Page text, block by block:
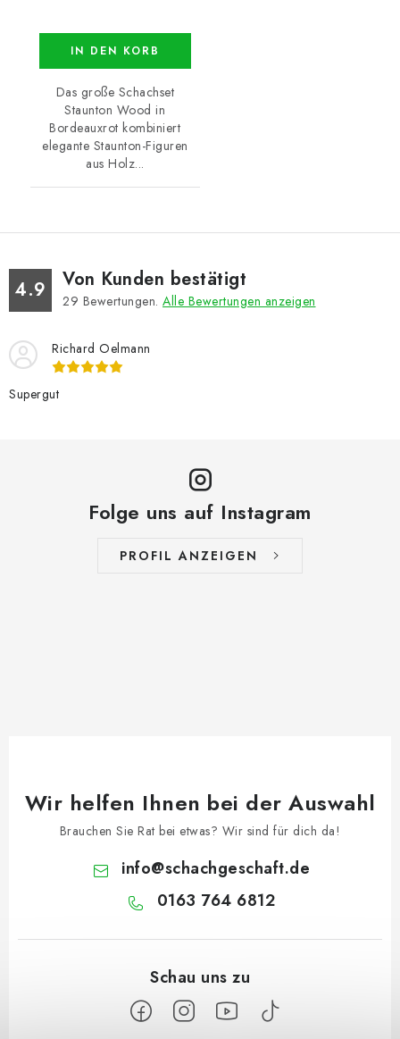
IN DEN KORB
Das große Schachset
Staunton Wood in
Bordeauxrot kombiniert
elegante Staunton-Figuren
aus Holz...
4.9 Von Kunden bestätigt
29 Bewertungen. Alle Bewertungen anzeigen
Richard Oelmann
Supergut
Folge uns auf Instagram
PROFIL ANZEIGEN
Wir helfen Ihnen bei der Auswahl
Brauchen Sie Rat bei etwas? Wir sind für dich da!
info@schachgeschaft.de
0163 764 6812